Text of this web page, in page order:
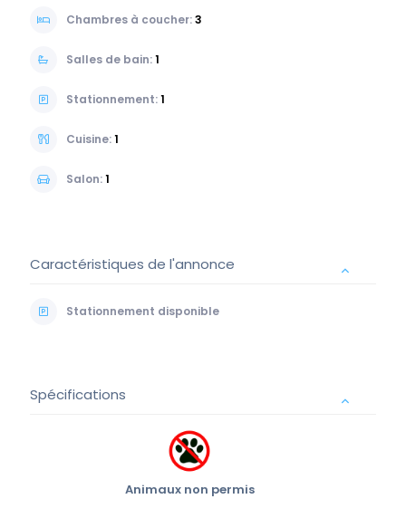
Chambres à coucher:3
Salles de bain:1
Stationnement:1
Cuisine:1
Salon:1
Caractéristiques de l'annonce
Stationnement disponible
Spécifications
Animaux non permis